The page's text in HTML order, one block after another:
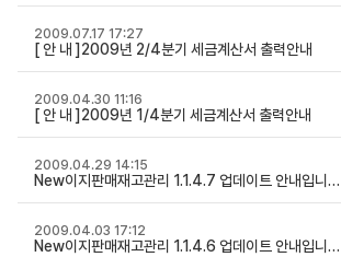
[ 안 내 ]2009년 2/4분기 세금계산서 출력안내
2009.07.17 17:27
[ 안 내 ]2009년 1/4분기 세금계산서 출력안내
2009.04.30 11:16
New이지판매재고관리 1.1.4.7 업데이트 안내입니…
2009.04.29 14:15
New이지판매재고관리 1.1.4.6 업데이트 안내입니…
2009.04.03 17:12